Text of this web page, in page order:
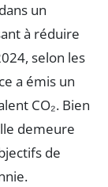
un
à réduire
selon les
a émis un
CO₂. Bien
demeure
de